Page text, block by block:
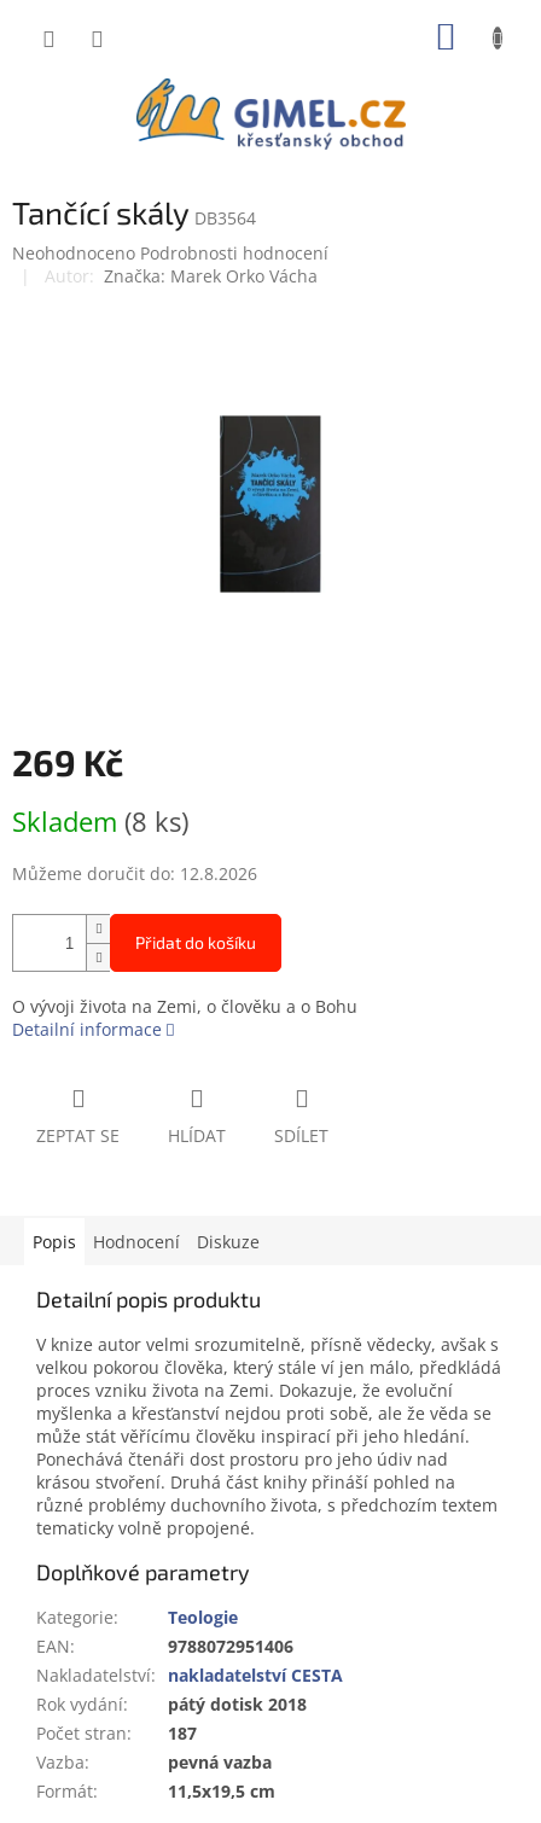
Tančící skály DB3564
Průměrné
hodnocení
Neohodnoceno Podrobnosti hodnocení
Značka: Marek Orko Vácha
269 Kč
cena:
Skladem (8 ks)
Můžeme doručit do: 12.8.2026
Přidat do košíku
O vývoji života na Zemi, o člověku a o Bohu
Detailní informace
ZEPTAT SE HLÍDAT SDÍLET
Popis Hodnocení Diskuze
Detailní popis produktu
V knize autor velmi srozumitelně, přísně vědecky, avšak s
velkou pokorou člověka, který stále ví jen málo, předkládá
proces vzniku života na Zemi. Dokazuje, že evoluční
myšlenka a křesťanství nejdou proti sobě, ale že věda se
může stát věřícímu člověku inspirací při jeho hledání.
Ponechává čtenáři dost prostoru pro jeho údiv nad
krásou stvoření. Druhá část knihy přináší pohled na
různé problémy duchovního života, s předchozím textem
tematicky volně propojené.
Doplňkové parametry
Kategorie:
Teologie
EAN:
9788072951406
Nakladatelství:
nakladatelství CESTA
Rok vydání:
pátý dotisk 2018
Počet stran:
187
Vazba:
pevná vazba
Formát: 11,5x19,5 cm